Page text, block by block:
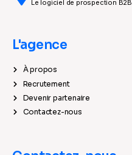
Le logiciel de prospection B2B
L'agence
À propos
Recrutement
Devenir partenaire
Contactez-nous